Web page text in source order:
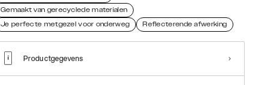
Gemaakt van gerecyclede materialen
Je perfecte metgezel voor onderweg
Reflecterende afwerking
Productgegevens